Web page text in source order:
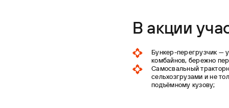
В акции
Бункер-перегрузчик —
комбайнов, бережно
Самосвальный
сельхозгрузами и не
подъёмному кузову;